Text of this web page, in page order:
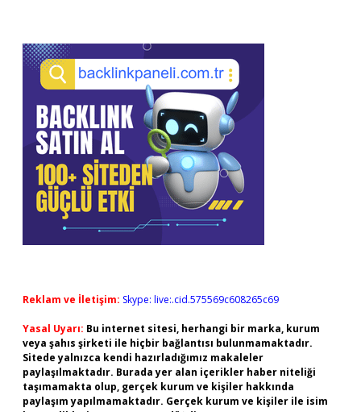
Reklam ve İletişim: Skype: live:.cid.575569c608265c69
Yasal Uyarı: Bu internet sitesi, herhangi bir marka, kurum
veya şahıs şirketi ile hiçbir bağlantısı bulunmamaktadır.
Sitede yalnızca kendi hazırladığımız makaleler
paylaşılmaktadır. Burada yer alan içerikler haber niteliği
taşımamakta olup, gerçek kurum ve kişiler hakkında
paylaşım yapılmamaktadır. Gerçek kurum ve kişiler ile isim